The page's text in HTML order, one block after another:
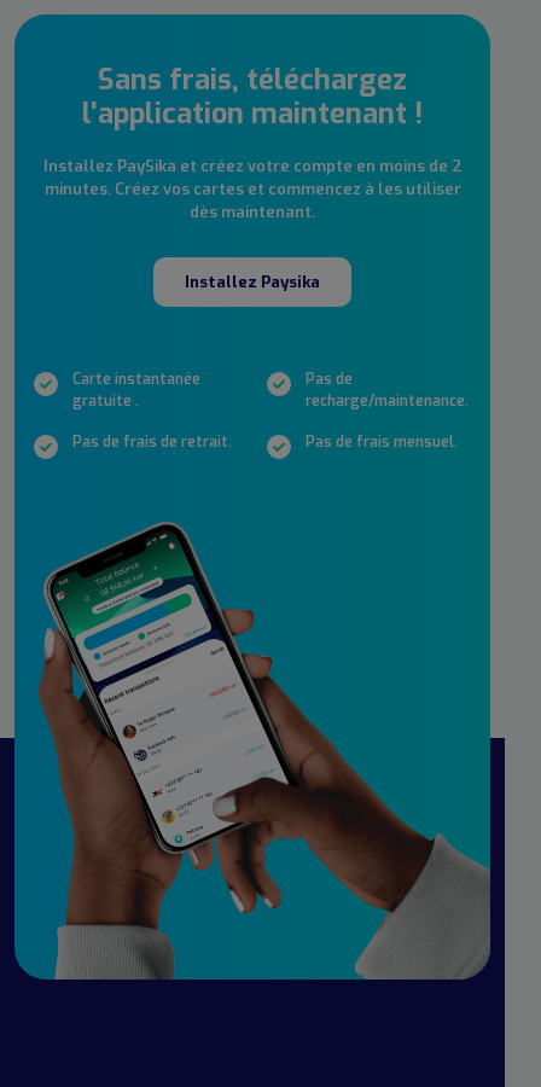
Sans frais, téléchargez
l'application maintenant !
Installez PaySika et créez votre compte en moins de 2
minutes. Créez vos cartes et commencez à les utiliser
dès maintenant.
Installez Paysika
Carte instantanée
gratuite .
Pas de
recharge/maintenance.
Pas de frais de retrait. Pas de frais mensuel.